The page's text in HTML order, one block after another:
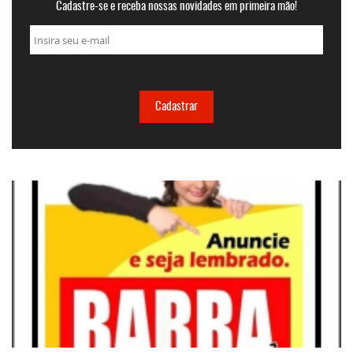
Cadastre-se e receba nossas novidades em primeira mão!